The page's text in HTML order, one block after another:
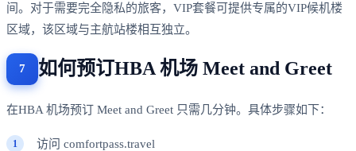
间。对于需要完全隐私的旅客，VIP套餐可提供专属的VIP候机楼
区域，该区域与主航站楼相互独立。
如何预订HBA 机场 Meet and Greet
在HBA 机场预订 Meet and Greet 只需几分钟。具体步骤如下：
访问 comfortpass.travel